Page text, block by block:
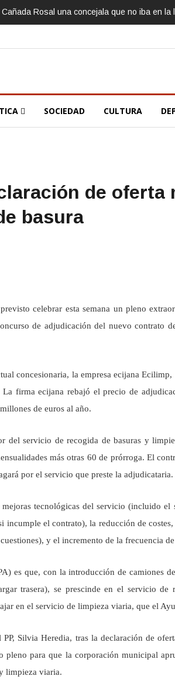
Rosal una concejala que no iba en la
SOCIEDAD CULTURA
de oferta
basura
celebrar esta semana un pleno
de adjudicación del nuevo contrato
concesionaria, la empresa ecijana Ecilimp,
La firma ecijana rebajó el precio de
de euros al año.
del servicio de recogida de basuras y
más otras 60 de prórroga. El
por el servicio que preste la adjudicataria.
tecnológicas del servicio (incluido el
incumple el contrato), la reducción de
y el incremento de la frecuencia
es que, con la introducción de camiones
trasera), se prescinde en el servicio de
en el servicio de limpieza viaria, que el
Silvia Heredia, tras la declaración de
pleno para que la corporación municipal
limpieza viaria.